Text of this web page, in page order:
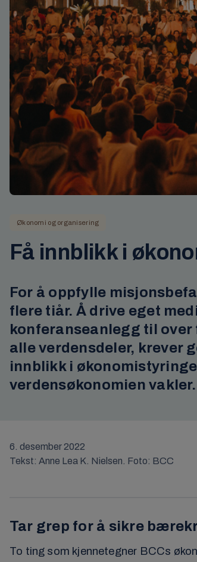
Økonomi og organisering
Få innblikk i
For å oppfylle
flere tiår. Å drive eget
konferanseanlegg til
alle verdensdeler, krever
innblikk i
verdensøkonomien vakler.
6. desember 2022
Tekst: Anne Lea K. Nielsen. Foto: BCC
Tar grep for å sikre
To ting som kjennetegner BCCs